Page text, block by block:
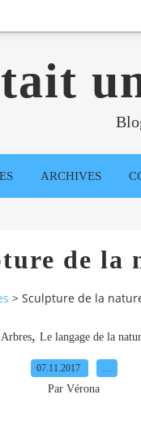
ARCHIVES
de la
> Sculpture de la
Arbres, Le langage de la
07.11.2017
Par Vérona